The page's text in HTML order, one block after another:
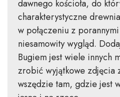
dawnego kościoła, do
charakterystyczne
w połączeniu z
niesamowity wygląd.
Bugiem jest wiele innych
zrobić wyjątkowe zdjęcia
wszędzie tam, gdzie jest